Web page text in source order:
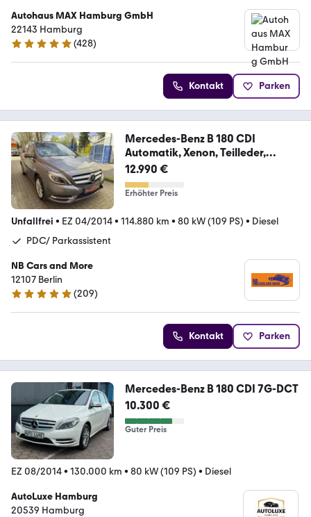
Autohaus MAX Hamburg GmbH
22143 Hamburg
5 Sterne
(428)
Kontakt Parken
Mercedes-Benz B 180 CDI
Automatik, Xenon, Teilleder,
Navi!!!
12.990 €
Erhöhter Preis
Unfallfrei • EZ 04/2014• 114.880 km • 80 kW (109 PS) • Diesel
PDC/ Parkassistent
NB Cars and More
12107 Berlin
5 Sterne
(209)
Kontakt Parken
Mercedes-Benz B 180 CDI 7G-DCT
10.300 €
Guter Preis
EZ 08/2014• 130.000 km • 80 kW (109 PS) • Diesel
AutoLuxe Hamburg
20539 Hamburg